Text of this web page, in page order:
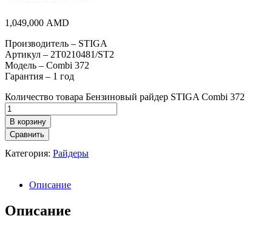
1,049,000 AMD
Производитель – STIGA
Артикул – 2T0210481/ST2
Модель – Combi 372
Гарантия – 1 год
Количество товара Бензиновый райдер STIGA Combi 372
В корзину
Сравнить
Категория: Райдеры
Описание
Описание